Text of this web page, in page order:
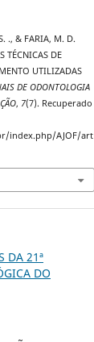
., & FARIA, M. D.
TÉCNICAS DE
UTILIZADAS
DE ODONTOLOGIA
, 7(7). Recuperado
index.php/AJOF/art
DA 21ª
DO